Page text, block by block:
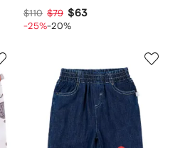
$110 $79 $63
-25%-20%